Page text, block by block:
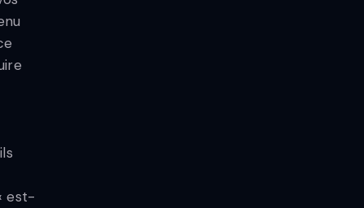
est-